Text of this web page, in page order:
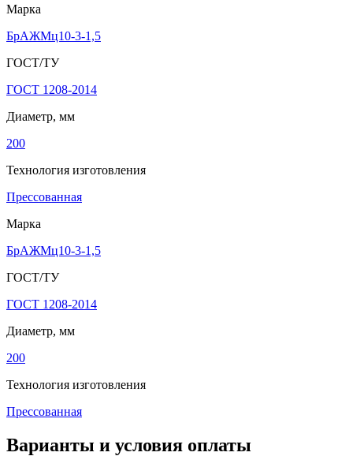
Марка
БрАЖМц10-3-1,5
ГОСТ/ТУ
ГОСТ 1208-2014
Диаметр, мм
200
Технология изготовления
Прессованная
Марка
БрАЖМц10-3-1,5
ГОСТ/ТУ
ГОСТ 1208-2014
Диаметр, мм
200
Технология изготовления
Прессованная
Варианты и условия оплаты